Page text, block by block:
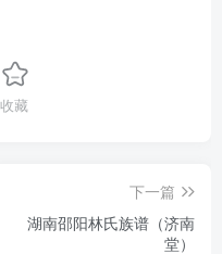
收藏
下一篇
湖南邵阳林氏族谱（济南
堂）